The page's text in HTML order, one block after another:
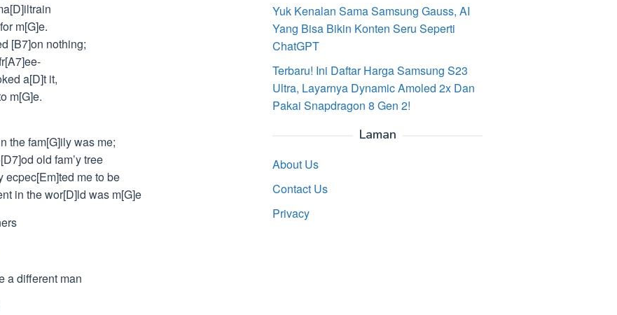
m[G]e.
[B7]on nothing;
a[D]t it,
m[G]e.
the fam[G]ily was me;
old fam’y tree
ecpec[Em]ted me to be
in the wor[D]ld was m[G]e
a different man
Yuk Kenalan Sama Samsung Gauss, AI
Yang Bisa Bikin Konten Seru Seperti
ChatGPT
Terbaru! Ini Daftar Harga Samsung S23
Ultra, Layarnya Dynamic Amoled 2x Dan
Pakai Snapdragon 8 Gen 2!
Laman
About Us
Contact Us
Privacy